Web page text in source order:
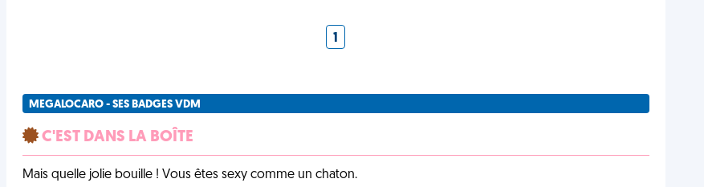
1
MEGALOCARO - SES BADGES VDM
C'EST DANS LA BOÎTE
Mais quelle jolie bouille ! Vous êtes sexy comme un chaton.